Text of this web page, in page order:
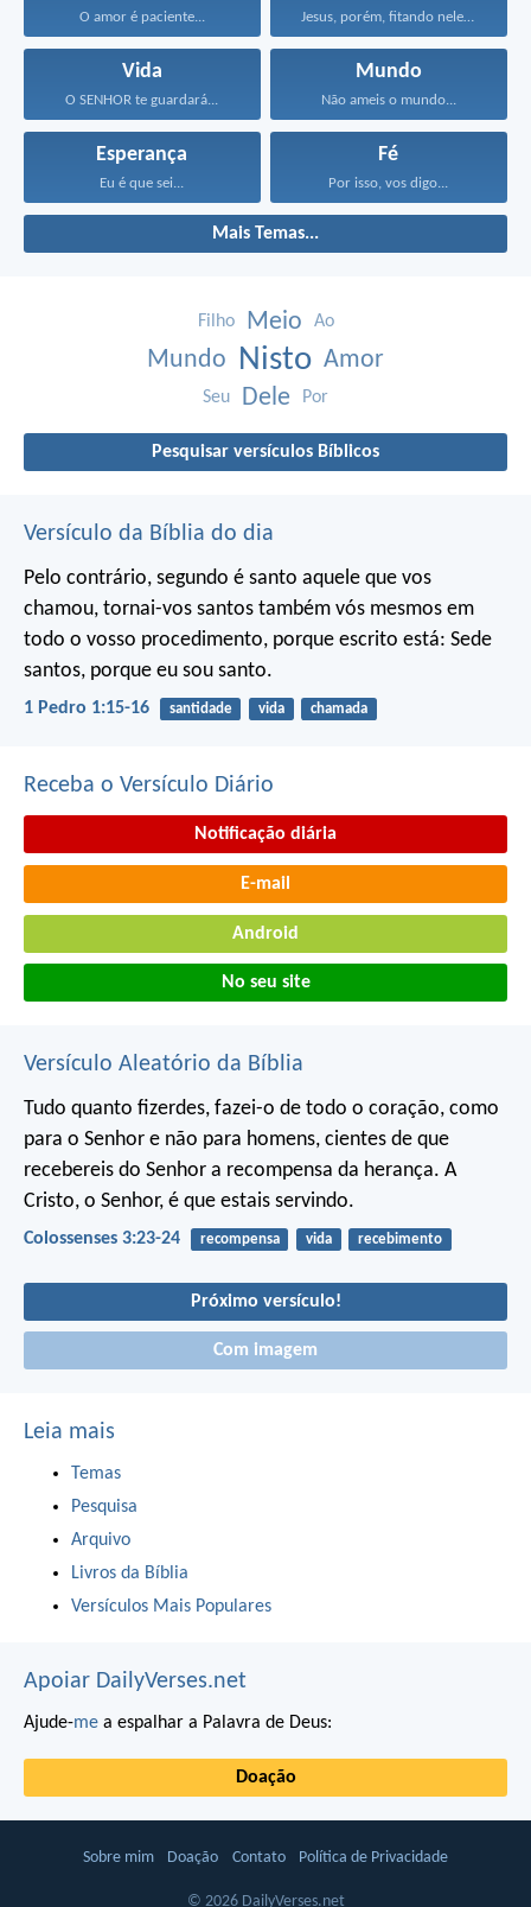
O amor é paciente... Jesus, porém, fitando neles...
Vida
O SENHOR te guardará...
Mundo
Não ameis o mundo...
Esperança
Eu é que sei...
Fé
Por isso, vos digo...
Mais Temas...
Filho Meio Ao
Mundo Nisto Amor
Seu Dele Por
Pesquisar versículos Bíblicos
Versículo da Bíblia do dia
Pelo contrário, segundo é santo aquele que vos
chamou, tornai-vos santos também vós mesmos em
todo o vosso procedimento, porque escrito está: Sede
santos, porque eu sou santo.
1 Pedro 1:15-16 santidade vida chamada
Receba o Versículo Diário
Notificação diária
E-mail
Android
No seu site
Versículo Aleatório da Bíblia
Tudo quanto fizerdes, fazei-o de todo o coração, como
para o Senhor e não para homens, cientes de que
recebereis do Senhor a recompensa da herança. A
Cristo, o Senhor, é que estais servindo.
Colossenses 3:23-24 recompensa vida recebimento
Próximo versículo!
Com imagem
Leia mais
Temas
Pesquisa
Arquivo
Livros da Bíblia
Versículos Mais Populares
Apoiar DailyVerses.net
Ajude-me a espalhar a Palavra de Deus:
Doação
Sobre mim Doação Contato Política de Privacidade
© 2026 DailyVerses.net